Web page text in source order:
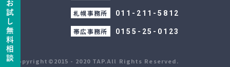
札幌事務所 011-211-5812
帯広事務所 0155-25-0123
Copyright©2015 - 2020 TAP.All Rights Reserved.